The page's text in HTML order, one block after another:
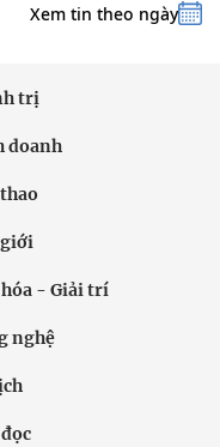
Xem tin theo ngày
trị
doanh
- Giải trí
nghệ